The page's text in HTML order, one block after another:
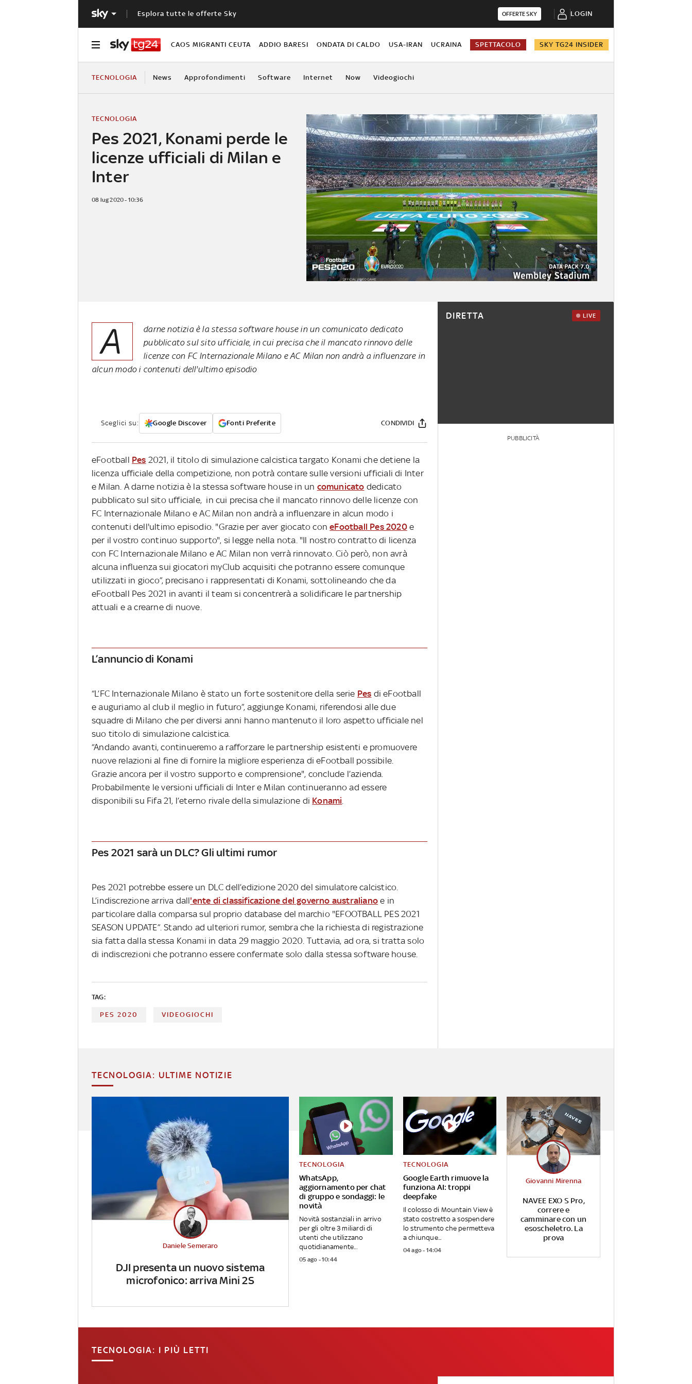
Esplora tutte le offerte Sky OFFERTE SKY LOGIN
CAOS MIGRANTI CEUTA ADDIO BARESI ONDATA DI CALDO USA-IRAN UCRAINA SPETTACOLO SKY TG24 INSIDER
TECNOLOGIA News Approfondimenti Software Internet Now Videogiochi
Pes 2021, Konami perde le
licenze ufficiali di Milan e
Inter
TECNOLOGIA
08 lug 2020 - 10:36
A
darne notizia è la stessa software house in un comunicato dedicato
pubblicato sul sito ufficiale, in cui precisa che il mancato rinnovo delle
licenze con FC Internazionale Milano e AC Milan non andrà a influenzare in
alcun modo i contenuti dell'ultimo episodio
Sceglici su: Google Discover Fonti Preferite CONDIVIDI
eFootball Pes 2021, il titolo di simulazione calcistica targato Konami che detiene la
licenza ufficiale della competizione, non potrà contare sulle versioni ufficiali di Inter
e Milan. A darne notizia è la stessa software house in un comunicato dedicato
pubblicato sul sito ufficiale, in cui precisa che il mancato rinnovo delle licenze con
FC Internazionale Milano e AC Milan non andrà a influenzare in alcun modo i
contenuti dell'ultimo episodio. "Grazie per aver giocato coneFootball Pes 2020e
per il vostro continuo supporto", si legge nella nota. "Il nostro contratto di licenza
con FC Internazionale Milano e AC Milan non verrà rinnovato. Ciò però, non avrà
alcuna influenza sui giocatori myClub acquisiti che potranno essere comunque
utilizzati in gioco”, precisano i rappresentati di Konami, sottolineando che da
eFootball Pes 2021 in avanti il team si concentrerà a solidificare le partnership
attuali e a crearne di nuove.
L’annuncio di Konami
“L’FC Internazionale Milano è stato un forte sostenitore della serie Pes di eFootball
e auguriamo al club il meglio in futuro”, aggiunge Konami, riferendosi alle due
squadre di Milano che per diversi anni hanno mantenuto il loro aspetto ufficiale nel
suo titolo di simulazione calcistica.
“Andando avanti, continueremo a rafforzare le partnership esistenti e promuovere
nuove relazioni al fine di fornire la migliore esperienza di eFootball possibile.
Grazie ancora per il vostro supporto e comprensione", conclude l’azienda.
Probabilmente le versioni ufficiali di Inter e Milan continueranno ad essere
disponibili su Fifa 21, l’eterno rivale della simulazione di Konami.
Pes 2021 sarà un DLC? Gli ultimi rumor
Pes 2021 potrebbe essere un DLC dell’edizione 2020 del simulatore calcistico.
L’indiscrezione arriva dall'ente di classificazione del governo australiano e in
particolare dalla comparsa sul proprio database del marchio "EFOOTBALL PES 2021
SEASON UPDATE”. Stando ad ulteriori rumor, sembra che la richiesta di registrazione
sia fatta dalla stessa Konami in data 29 maggio 2020. Tuttavia, ad ora, si tratta solo
di indiscrezioni che potranno essere confermate solo dalla stessa software house.
TAG:
PES 2020 VIDEOGIOCHI
DIRETTA LIVE
PUBBLICITÀ
TECNOLOGIA: ULTIME NOTIZIE
DJI presenta un nuovo sistema
microfonico: arriva Mini 2S
Daniele Semeraro
WhatsApp,
aggiornamento per chat
di gruppo e sondaggi: le
novità
TECNOLOGIA
Novità sostanziali in arrivo
per gli oltre 3 miliardi di
utenti che utilizzano
quotidianamente...
05 ago - 10:44
Google Earth rimuove la
funziona AI: troppi
deepfake
TECNOLOGIA
Il colosso di Mountain View è
stato costretto a sospendere
lo strumento che permetteva
a chiunque...
04 ago - 14:04
NAVEE EXO S Pro,
correre e
camminare con un
esoscheletro. La
prova
Giovanni Mirenna
TECNOLOGIA: I PIÙ LETTI